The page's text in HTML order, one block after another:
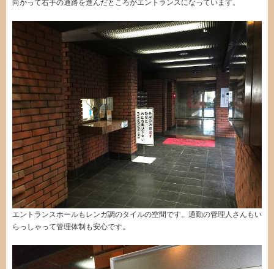
向かって右手の通路を進んだところがエントランスになっています。
エントランスホールもレンガ調のタイルの空間です。通勤の管理人さんもい
らっしゃって管理体制も安心です。